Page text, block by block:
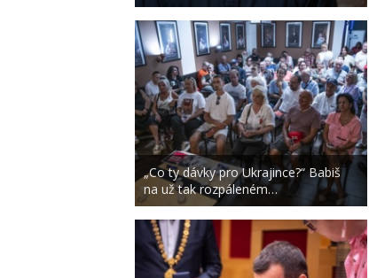
„Co ty dávky pro Ukrajince?“ Babiš
na už tak rozpáleném…